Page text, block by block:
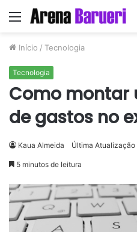
Menu
Início / Tecnologia
Tecnologia
Como montar
de gastos no
Kaua Almeida Última Atualização
5 minutos de leitura